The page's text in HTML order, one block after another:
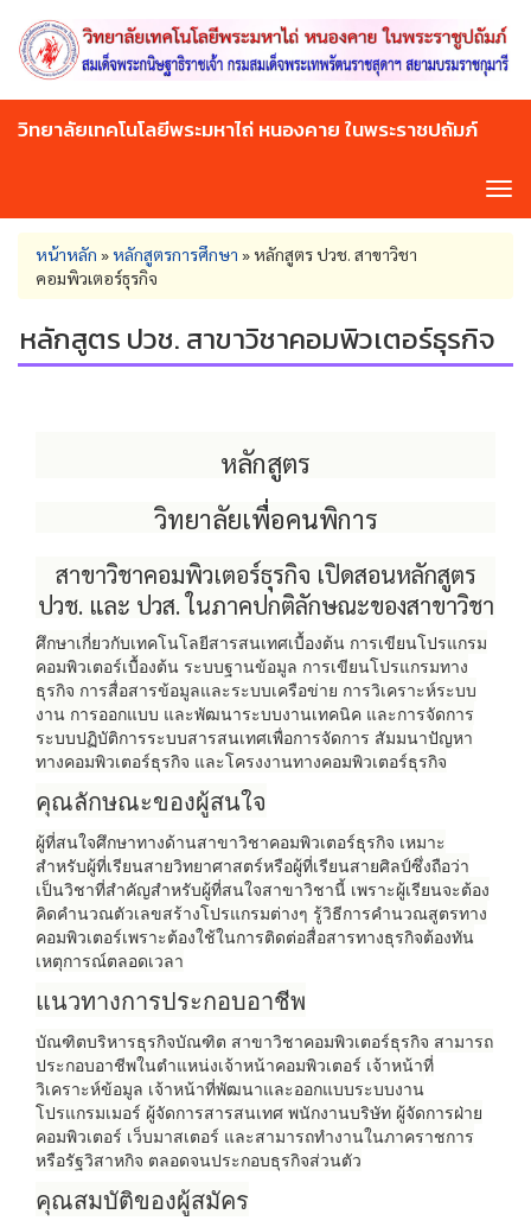
main
content
วิทยาลัยเทคโนโลยีพระมหาไถ่ หนองคาย ในพระราชปถัมภ์
You
are
here
หน้าหลัก »หลักสูตรการศึกษา »หลักสูตร ปวช. สาขาวิชา
คอมพิวเตอร์ธุรกิจ
หลักสูตร ปวช. สาขาวิชาคอมพิวเตอร์ธุรกิจ
หลักสูตร
วิทยาลัยเพื่อคนพิการ
สาขาวิชาคอมพิวเตอร์ธุรกิจ เปิดสอนหลักสูตร
ปวช. และ ปวส. ในภาคปกติลักษณะของสาขาวิชา
ศึกษาเกี่ยวกับเทคโนโลยีสารสนเทศเบื้องต้น การเขียนโปรแกรม
คอมพิวเตอร์เบื้องต้น ระบบฐานข้อมูล การเขียนโปรแกรมทาง
ธุรกิจ การสื่อสารข้อมูลและระบบเครือข่าย การวิเคราะห์ระบบ
งาน การออกแบบ และพัฒนาระบบงานเทคนิค และการจัดการ
ระบบปฏิบัติการระบบสารสนเทศเพื่อการจัดการ สัมมนาปัญหา
ทางคอมพิวเตอร์ธุรกิจ และโครงงานทางคอมพิวเตอร์ธุรกิจ
คุณลักษณะของผู้สนใจ
ผู้ที่สนใจศึกษาทางด้านสาขาวิชาคอมพิวเตอร์ธุรกิจ เหมาะ
สำหรับผู้ที่เรียนสายวิทยาศาสตร์หรือผู้ที่เรียนสายศิลป์ซึ่งถือว่า
เป็นวิชาที่สำคัญสำหรับผู้ที่สนใจสาขาวิชานี้ เพราะผู้เรียนจะต้อง
คิดคำนวณตัวเลขสร้างโปรแกรมต่างๆ รู้วิธีการคำนวณสูตรทาง
คอมพิวเตอร์เพราะต้องใช้ในการติดต่อสื่อสารทางธุรกิจต้องทัน
เหตุการณ์ตลอดเวลา
แนวทางการประกอบอาชีพ
บัณฑิตบริหารธุรกิจบัณฑิต สาขาวิชาคอมพิวเตอร์ธุรกิจ สามารถ
ประกอบอาชีพในตำแหน่งเจ้าหน้าคอมพิวเตอร์ เจ้าหน้าที่
วิเคราะห์ข้อมูล เจ้าหน้าที่พัฒนาและออกแบบระบบงาน
โปรแกรมเมอร์ ผู้จัดการสารสนเทศ พนักงานบริษัท ผู้จัดการฝ่าย
คอมพิวเตอร์ เว็บมาสเตอร์ และสามารถทำงานในภาคราชการ
หรือรัฐวิสาหกิจ ตลอดจนประกอบธุรกิจส่วนตัว
คุณสมบัติของผู้สมัคร